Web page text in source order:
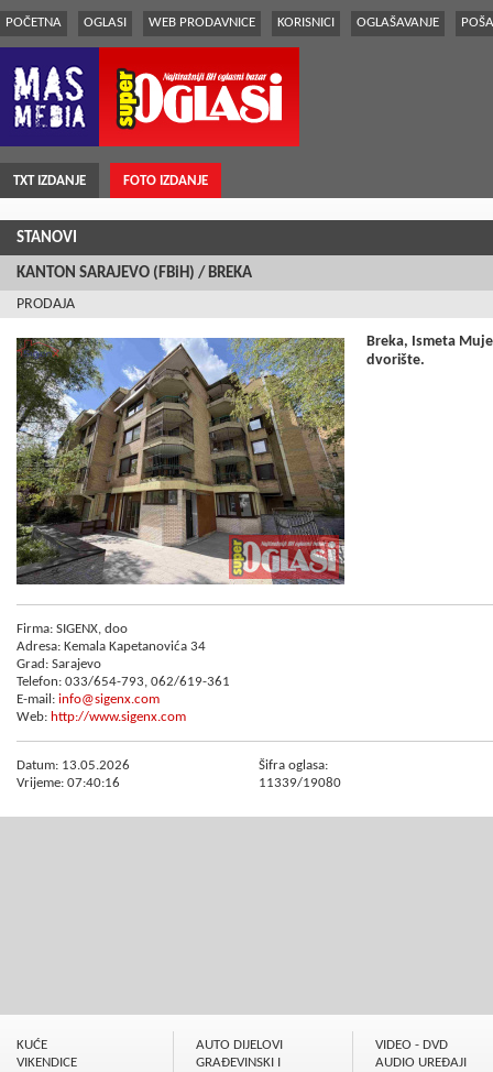
POČETNA OGLASI WEB PRODAVNICE KORISNICI OGLAŠAVANJE
TXT IZDANJE FOTO IZDANJE
STANOVI
KANTON SARAJEVO (FBiH) / BREKA
PRODAJA
Breka, Ismeta
dvorište.
Firma: SIGENX, doo
Adresa: Kemala Kapetanovića 34
Grad: Sarajevo
Telefon: 033/654-793, 062/619-361
E-mail: info@sigenx.com
Web: http://www.sigenx.com
Datum: 13.05.2026
Vrijeme: 07:40:16
Šifra oglasa:
11339/19080
KUĆE
VIKENDICE
AUTO DIJELOVI
GRAÐEVINSKI I
VIDEO - DVD
AUDIO UREÐAJI